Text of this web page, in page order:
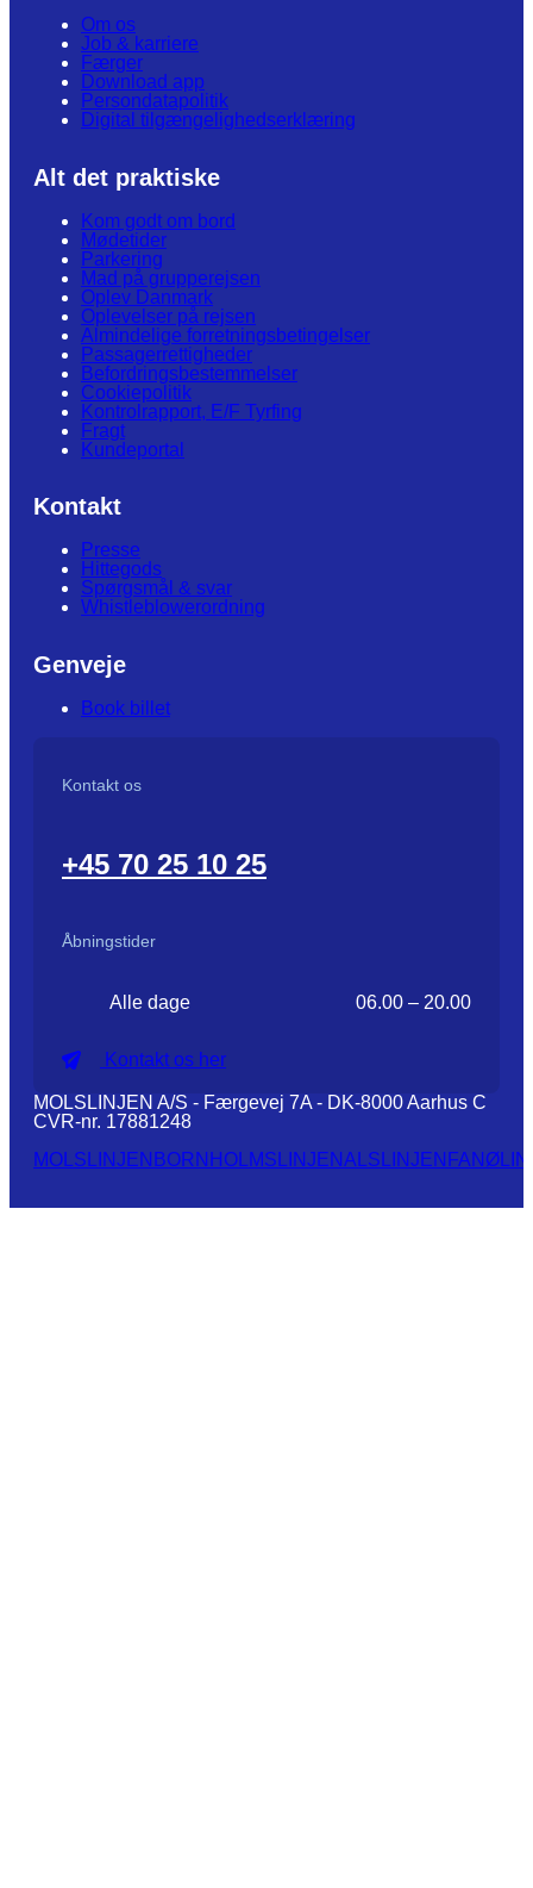
Om os
Job & karriere
Færger
Download app
Persondatapolitik
Digital tilgængelighedserklæring
Alt det praktiske
Kom godt om bord
Mødetider
Parkering
Mad på grupperejsen
Oplev Danmark
Oplevelser på rejsen
Almindelige forretningsbetingelser
Passagerrettigheder
Befordringsbestemmelser
Cookiepolitik
Kontrolrapport, E/F Tyrfing
Fragt
Kundeportal
Kontakt
Presse
Hittegods
Spørgsmål & svar
Whistleblowerordning
Genveje
Book billet
Kontakt os
+45 70 25 10 25
Åbningstider
Alle dage 06.00 – 20.00
Kontakt os her
MOLSLINJEN A/S - Færgevej 7A - DK-8000 Aarhus C
CVR-nr. 17881248
MOLSLINJEN BORNHOLMSLINJENALSLINJEN